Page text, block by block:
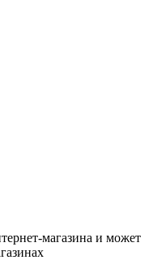
магазина и может